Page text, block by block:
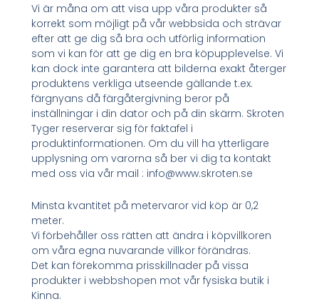
Vi är måna om att visa upp våra produkter så
korrekt som möjligt på vår webbsida och strävar
efter att ge dig så bra och utförlig information
som vi kan för att ge dig en bra köpupplevelse. Vi
kan dock inte garantera att bilderna exakt återger
produktens verkliga utseende gällande t.ex.
färgnyans då färgåtergivning beror på
inställningar i din dator och på din skärm. Skroten
Tyger reserverar sig för faktafel i
produktinformationen. Om du vill ha ytterligare
upplysning om varorna så ber vi dig ta kontakt
med oss via vår mail : info@www.skroten.se
Minsta kvantitet på metervaror vid köp är 0,2
meter.
Vi förbehåller oss rätten att ändra i köpvillkoren
om våra egna nuvarande villkor förändras.
Det kan förekomma prisskillnader på vissa
produkter i webbshopen mot vår fysiska butik i
Kinna.